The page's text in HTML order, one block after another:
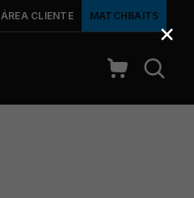
ÁREA CLIENTE MATCHBAITS
×